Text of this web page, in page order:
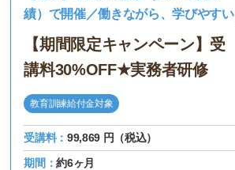
績）で開催／働きながら、学びやすい
【期間限定キャンペーン】受
講料30%OFF★実務者研修
教育訓練給付金対象
受講料：99,869 円（税込）
期間：約6ヶ月